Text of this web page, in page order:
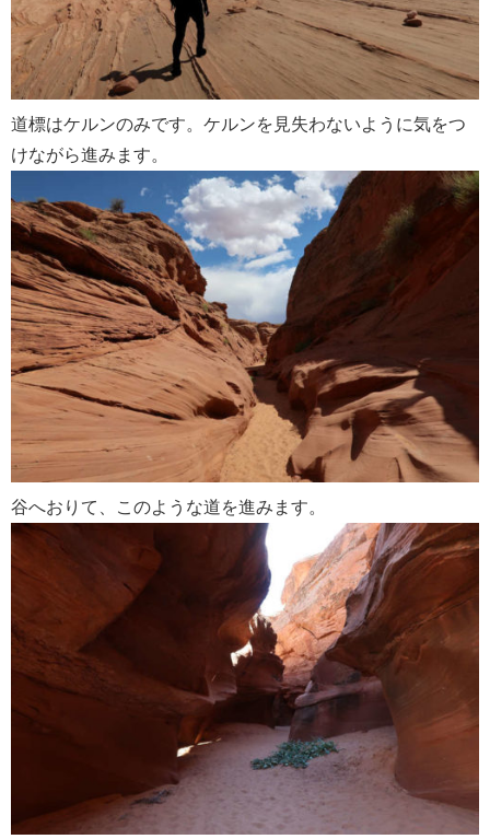
道標はケルンのみです。ケルンを見失わないように気をつ
けながら進みます。
谷へおりて、このような道を進みます。